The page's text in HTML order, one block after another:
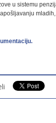
u sistemu